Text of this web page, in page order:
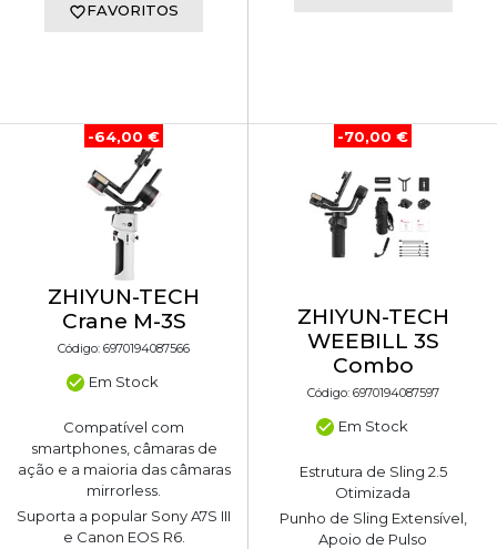
FAVORITOS
-64,00 €
ZHIYUN-TECH
Crane M-3S
Código: 6970194087566
Em Stock
Compatível com
smartphones, câmaras de
ação e a maioria das câmaras
mirrorless.
Suporta a popular Sony A7S III
e Canon EOS R6.
-70,00 €
ZHIYUN-TECH
WEEBILL 3S
Combo
Código: 6970194087597
Em Stock
Estrutura de Sling 2.5
Otimizada
Punho de Sling Extensível,
Apoio de Pulso